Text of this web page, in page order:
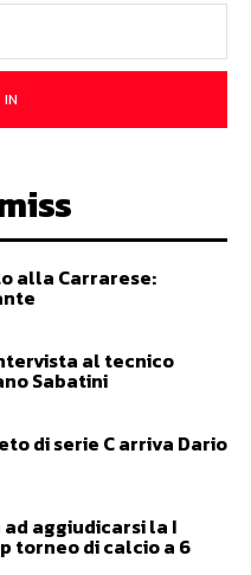
IN
alla Carrarese:
al tecnico
Sabatini
di serie C arriva Dario
aggiudicarsi la I
torneo di calcio a 6